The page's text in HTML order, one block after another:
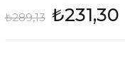
₺289,13 ₺231,30